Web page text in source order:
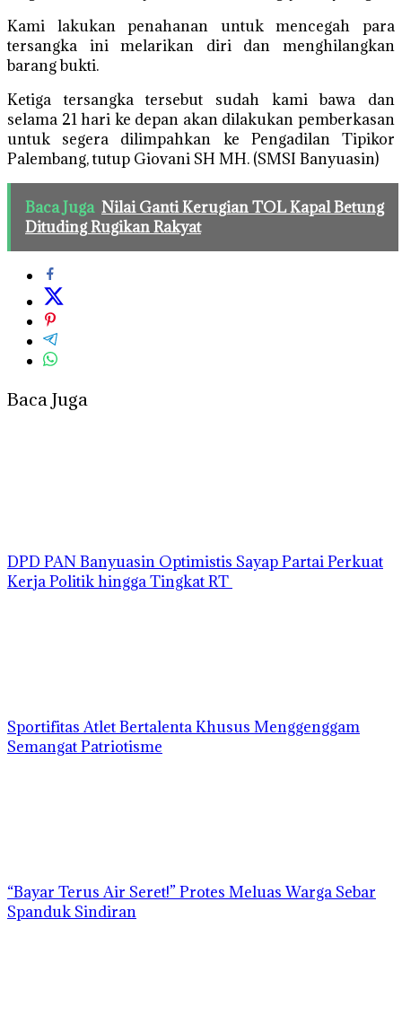
Kami lakukan penahanan untuk mencegah para
tersangka ini melarikan diri dan menghilangkan
barang bukti.
Ketiga tersangka tersebut sudah kami bawa dan
selama 21 hari ke depan akan dilakukan pemberkasan
untuk segera dilimpahkan ke Pengadilan Tipikor
Palembang, tutup Giovani SH MH. (SMSI Banyuasin)
Baca Juga Nilai Ganti Kerugian TOL Kapal Betung
Dituding Rugikan Rakyat
Baca Juga
DPD PAN Banyuasin Optimistis Sayap Partai Perkuat
Kerja Politik hingga Tingkat RT
Sportifitas Atlet Bertalenta Khusus Menggenggam
Semangat Patriotisme
“Bayar Terus Air Seret!” Protes Meluas Warga Sebar
Spanduk Sindiran